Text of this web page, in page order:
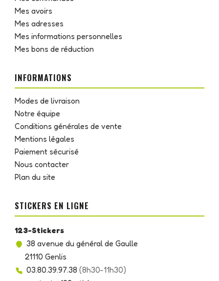
Mes avoirs
Mes adresses
Mes informations personnelles
Mes bons de réduction
INFORMATIONS
Modes de livraison
Notre équipe
Conditions générales de vente
Mentions légales
Paiement sécurisé
Nous contacter
Plan du site
STICKERS EN LIGNE
123-Stickers
38 avenue du général de Gaulle
21110 Genlis
03.80.39.97.38 (8h30-11h30)